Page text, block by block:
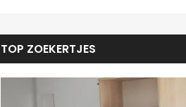
TOP ZOEKERTJES